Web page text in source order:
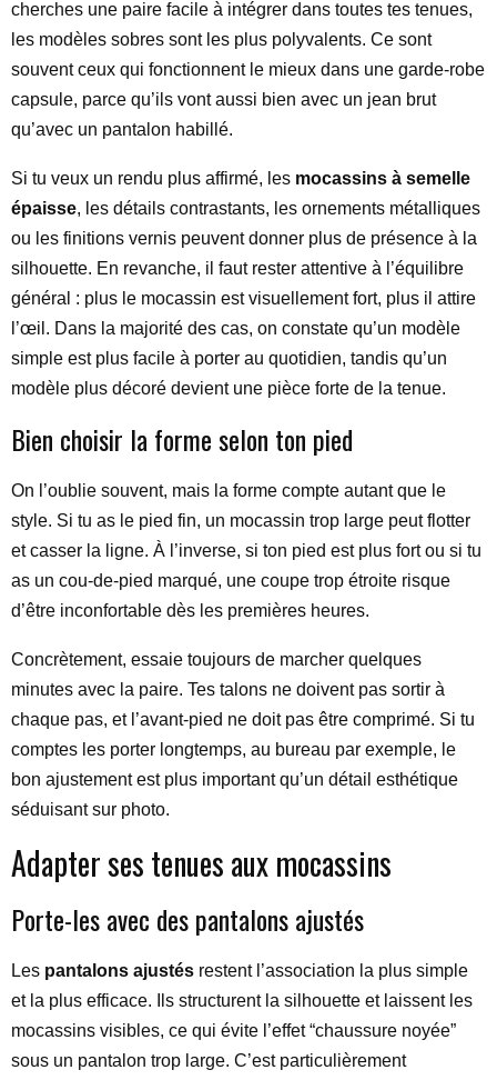
cherches une paire facile à intégrer dans toutes tes tenues,
les modèles sobres sont les plus polyvalents. Ce sont
souvent ceux qui fonctionnent le mieux dans une garde-robe
capsule, parce qu’ils vont aussi bien avec un jean brut
qu’avec un pantalon habillé.
Si tu veux un rendu plus affirmé, les mocassins à semelle
épaisse, les détails contrastants, les ornements métalliques
ou les finitions vernis peuvent donner plus de présence à la
silhouette. En revanche, il faut rester attentive à l’équilibre
général : plus le mocassin est visuellement fort, plus il attire
l’œil. Dans la majorité des cas, on constate qu’un modèle
simple est plus facile à porter au quotidien, tandis qu’un
modèle plus décoré devient une pièce forte de la tenue.
Bien choisir la forme selon ton pied
On l’oublie souvent, mais la forme compte autant que le
style. Si tu as le pied fin, un mocassin trop large peut flotter
et casser la ligne. À l’inverse, si ton pied est plus fort ou si tu
as un cou-de-pied marqué, une coupe trop étroite risque
d’être inconfortable dès les premières heures.
Concrètement, essaie toujours de marcher quelques
minutes avec la paire. Tes talons ne doivent pas sortir à
chaque pas, et l’avant-pied ne doit pas être comprimé. Si tu
comptes les porter longtemps, au bureau par exemple, le
bon ajustement est plus important qu’un détail esthétique
séduisant sur photo.
Adapter ses tenues aux mocassins
Porte-les avec des pantalons ajustés
Les pantalons ajustés restent l’association la plus simple
et la plus efficace. Ils structurent la silhouette et laissent les
mocassins visibles, ce qui évite l’effet “chaussure noyée”
sous un pantalon trop large. C’est particulièrement